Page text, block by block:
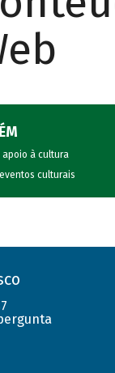
apoio à cultura
culturais